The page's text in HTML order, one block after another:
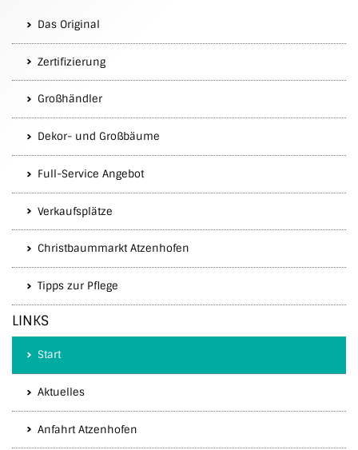
Das Original
Zertifizierung
Großhändler
Dekor- und Großbäume
Full-Service Angebot
Verkaufsplätze
Christbaummarkt Atzenhofen
Tipps zur Pflege
LINKS
Start
Aktuelles
Anfahrt Atzenhofen